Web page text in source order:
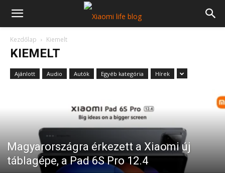
Kezdőlap Kiemelt
KIEMELT
Ajánlott Audio Autók Egyéb kategória Hírek
Magyarországra érkezett a Xiaomi új
táblagépe, a Pad 6S Pro 12.4